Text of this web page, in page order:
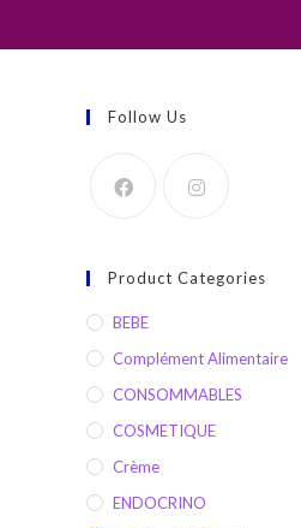
Follow Us
Product Categories
BEBE
Complément Alimentaire
CONSOMMABLES
COSMETIQUE
Crème
ENDOCRINO